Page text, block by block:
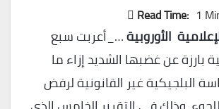
Read Time: 1
الأوروبية…_أعربت سبع
بارزة عن غضبها الشديد إزاء ما
البلجيكية غير القانونية لرفض